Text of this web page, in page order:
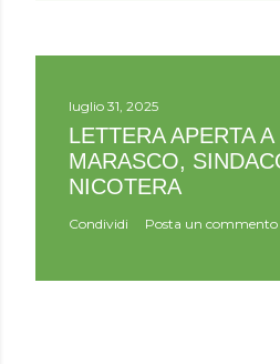
luglio 31, 2025
LETTERA APERTA
MARASCO,
NICOTERA
Condividi Posta un commento